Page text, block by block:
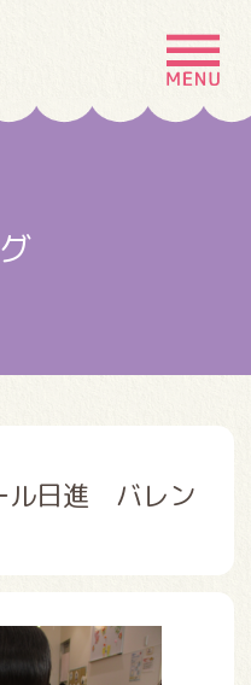
MENU
お問い合わせ
ル日進 バレン